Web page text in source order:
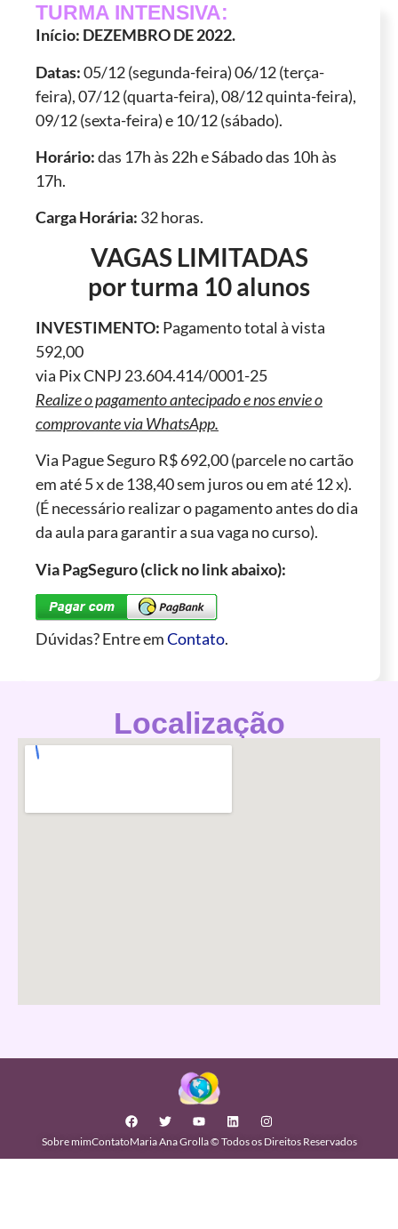
TURMA INTENSIVA:
Início: DEZEMBRO DE 2022.
Datas:05/12 (segunda-feira) 06/12 (terça-
feira), 07/12 (quarta-feira), 08/12 quinta-feira),
09/12 (sexta-feira) e 10/12 (sábado).
Horário:das 17h às 22h e Sábado das 10h às
17h.
Carga Horária: 32 horas.
VAGAS LIMITADAS
por turma 10 alunos
INVESTIMENTO: Pagamento total à vista
592,00
via Pix CNPJ 23.604.414/0001-25
Realize o pagamento antecipado e nos envie o
comprovante via WhatsApp.
Via Pague Seguro R$ 692,00 (parcele no cartão
em até 5 x de 138,40 sem juros ou em até 12 x).
(É necessário realizar o pagamento antes do dia
da aula para garantir a sua vaga no curso).
Via PagSeguro (click no link abaixo):
Dúvidas? Entre emContato.
Localização
Sobre mimContatoMaria Ana Grolla © Todos os Direitos Reservados